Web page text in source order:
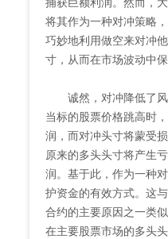
将其作为一种对冲策略
巧妙地利用做空来对冲
寸，从而在市场波动中
诚然，对冲降低了风
当标的股票价格跳高时
润，而对冲头寸将蒙受
原来的多头头寸将产生
润。基于此，作为一种
护资金的有效方式。这
合约的主要原因之一类
在主要股票市场的多头